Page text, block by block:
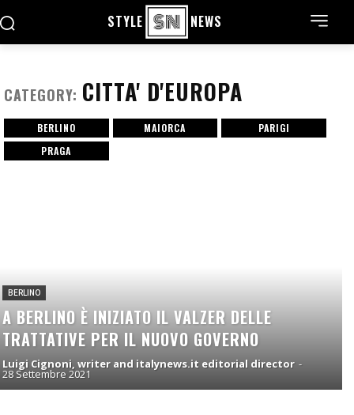
STYLE NEWS
CATEGORY: CITTA' D'EUROPA
BERLINO MAIORCA
PARIGI
PRAGA
BERLINO
A BERLINO È INIZIATO IL VALZER DELLE
TRATTATIVE PER IL NUOVO GOVERNO
Luigi Cignoni, writer and italynews.it editorial director -
28 Settembre 2021